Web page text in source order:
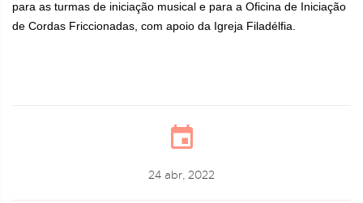
para as turmas de iniciação musical e para a Oficina de Iniciação
de Cordas Friccionadas, com apoio da Igreja Filadélfia.
24 abr, 2022